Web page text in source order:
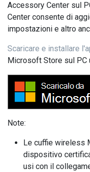
Accessory Center sul
Center consente di
impostazioni e altro
Scaricare e installare
Microsoft Store sul PC
Note:
Le cuffie wireless
dispositivo
usi con il